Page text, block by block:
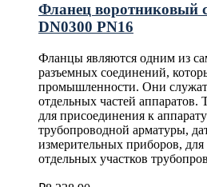
Фланец воротниковый
DN0300 PN16
Фланцы являются одним из
разъемных соединений,
промышленности. Они служат
отдельных частей аппаратов.
для присоединения к
трубопроводной арматуры,
измерительных приборов,
отдельных участков